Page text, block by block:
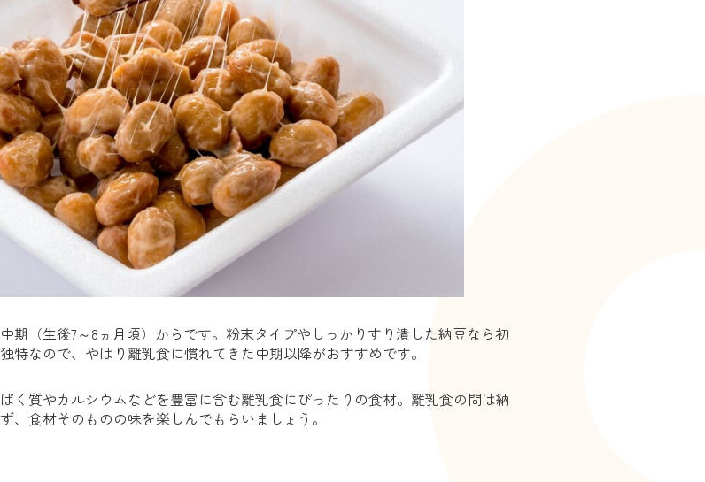
期（生後7～8ヵ月頃）からです。粉末タイプやしっかりすり潰した納豆なら初
なので、やはり離乳食に慣れてきた中期以降がおすすめです。
く質やカルシウムなどを豊富に含む離乳食にぴったりの食材。離乳食の間は納
食材そのものの味を楽しんでもらいましょう。